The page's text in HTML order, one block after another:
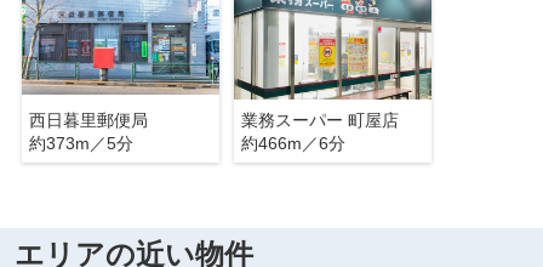
西日暮里郵便局
約373m／5分
業務スーパー 町屋店
約466m／6分
エリアの近い物件